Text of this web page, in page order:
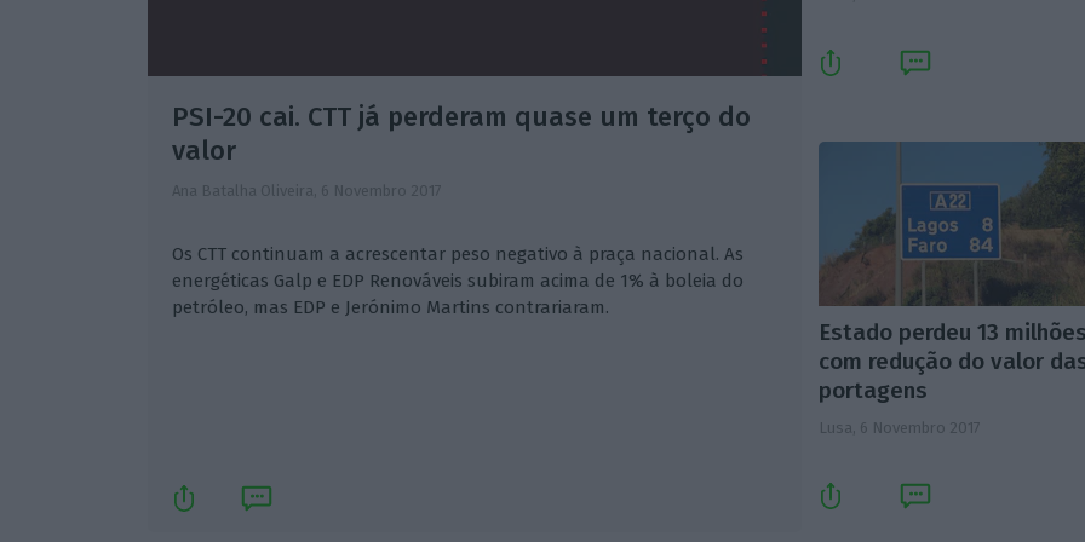
PSI-20 cai. CTT já perderam quase um terço do
valor
Ana Batalha Oliveira, 6 Novembro 2017
Os CTT continuam a acrescentar peso negativo à praça nacional. As
energéticas Galp e EDP Renováveis subiram acima de 1% à boleia do
petróleo, mas EDP e Jerónimo Martins contrariaram.
Estado perdeu 13
com redução do valor
portagens
Lusa, 6 Novembro 2017